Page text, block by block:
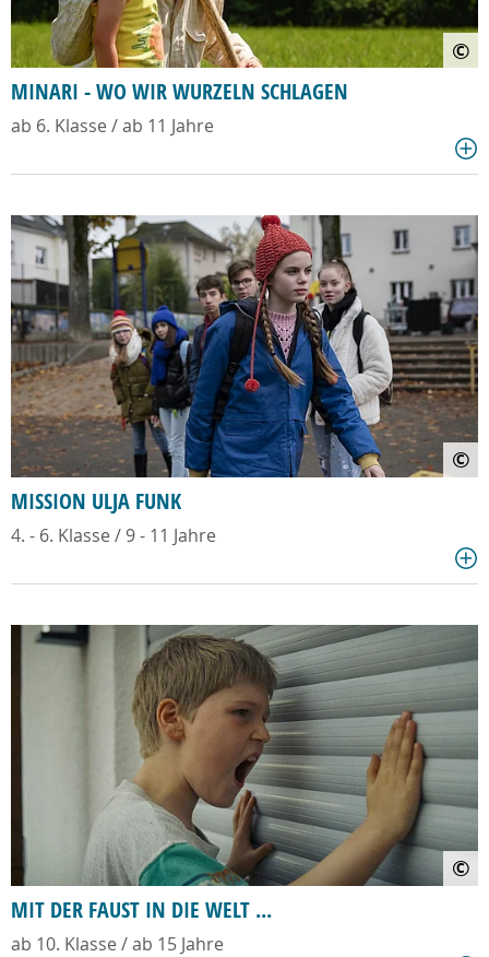
©
MINARI - WO WIR WURZELN SCHLAGEN
ab 6. Klasse / ab 11 Jahre
©
MISSION ULJA FUNK
4. - 6. Klasse / 9 - 11 Jahre
©
MIT DER FAUST IN DIE WELT ...
ab 10. Klasse / ab 15 Jahre